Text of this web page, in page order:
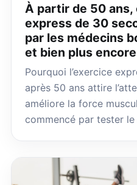
À partir de 50
express de 30
par les médecins
et bien plus encore
Pourquoi l’exercice
après 50 ans attire
améliore la force
commencé par tester